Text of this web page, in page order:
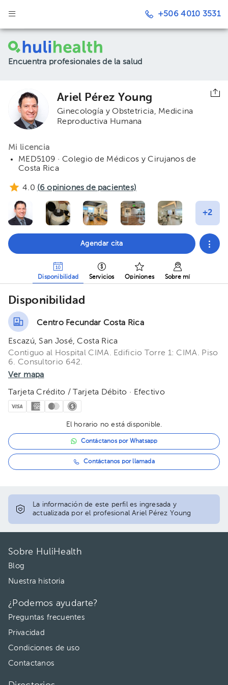
+506 4010 3531
Encuentra profesionales de la salud
Ariel Pérez Young
Ginecología y Obstetricia
Medicina
Reproductiva Humana
Mi licencia
MED5109 · Colegio de Médicos y Cirujanos de
Costa Rica
4.0 (6 opiniones de pacientes)
Agendar cita
Disponibilidad Servicios Opiniones Sobre mí
Disponibilidad
Centro Fecundar Costa Rica
Escazú, San José, Costa Rica
Contiguo al Hospital CIMA. Edificio Torre 1: CIMA. Piso
6. Consultorio 642.
Ver mapa
Tarjeta Crédito / Tarjeta Débito · Efectivo
El horario no está disponible.
Contáctanos por Whatsapp
Contáctanos por llamada
La información de este perfil es ingresada y
actualizada por el profesional Ariel Pérez Young
Sobre HuliHealth
Blog
Nuestra historia
¿Podemos ayudarte?
Preguntas frecuentes
Privacidad
Condiciones de uso
Contactanos